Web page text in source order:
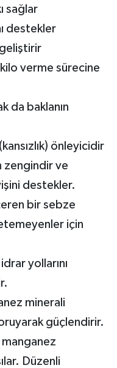
sağlar
destekler
geliştirir
verme sürecine
da baklanın
önleyicidir
zengindir ve
destekler.
bir sebze
için
yollarını
minerali
güçlendirir.
manganez
Düzenli